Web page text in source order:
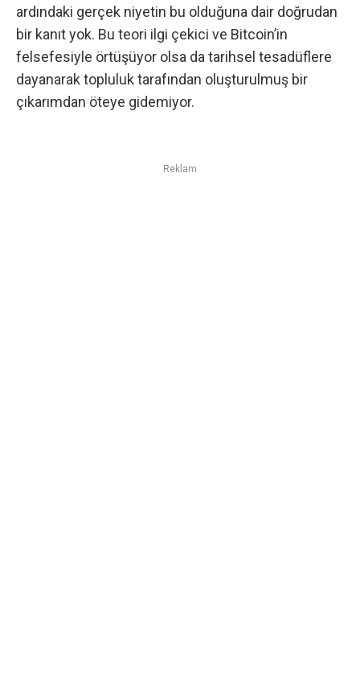
ardındaki gerçek niyetin bu olduğuna dair doğrudan
bir kanıt yok. Bu teori ilgi çekici ve Bitcoin’in
felsefesiyle örtüşüyor olsa da tarihsel tesadüflere
dayanarak topluluk tarafından oluşturulmuş bir
çıkarımdan öteye gidemiyor.
Reklam